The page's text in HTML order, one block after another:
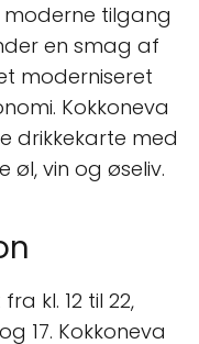
moderne tilgang
en smag af
moderniseret
Kokkoneva
drikkekarte med
vin og øseliv.
kl. 12 til 22,
17. Kokkoneva